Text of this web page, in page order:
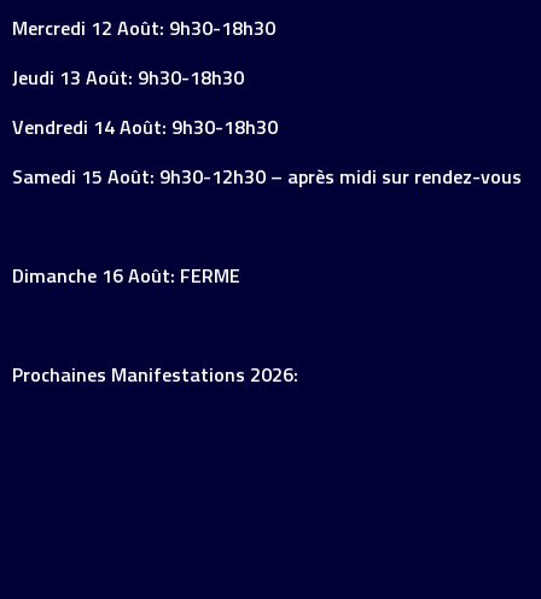
Mercredi 12 Août: 9h30-18h30
Jeudi 13 Août: 9h30-18h30
Vendredi 14 Août: 9h30-18h30
Samedi 15 Août: 9h30-12h30 – après midi sur rendez-vous
Dimanche 16 Août: FERME
Prochaines Manifestations 2026: